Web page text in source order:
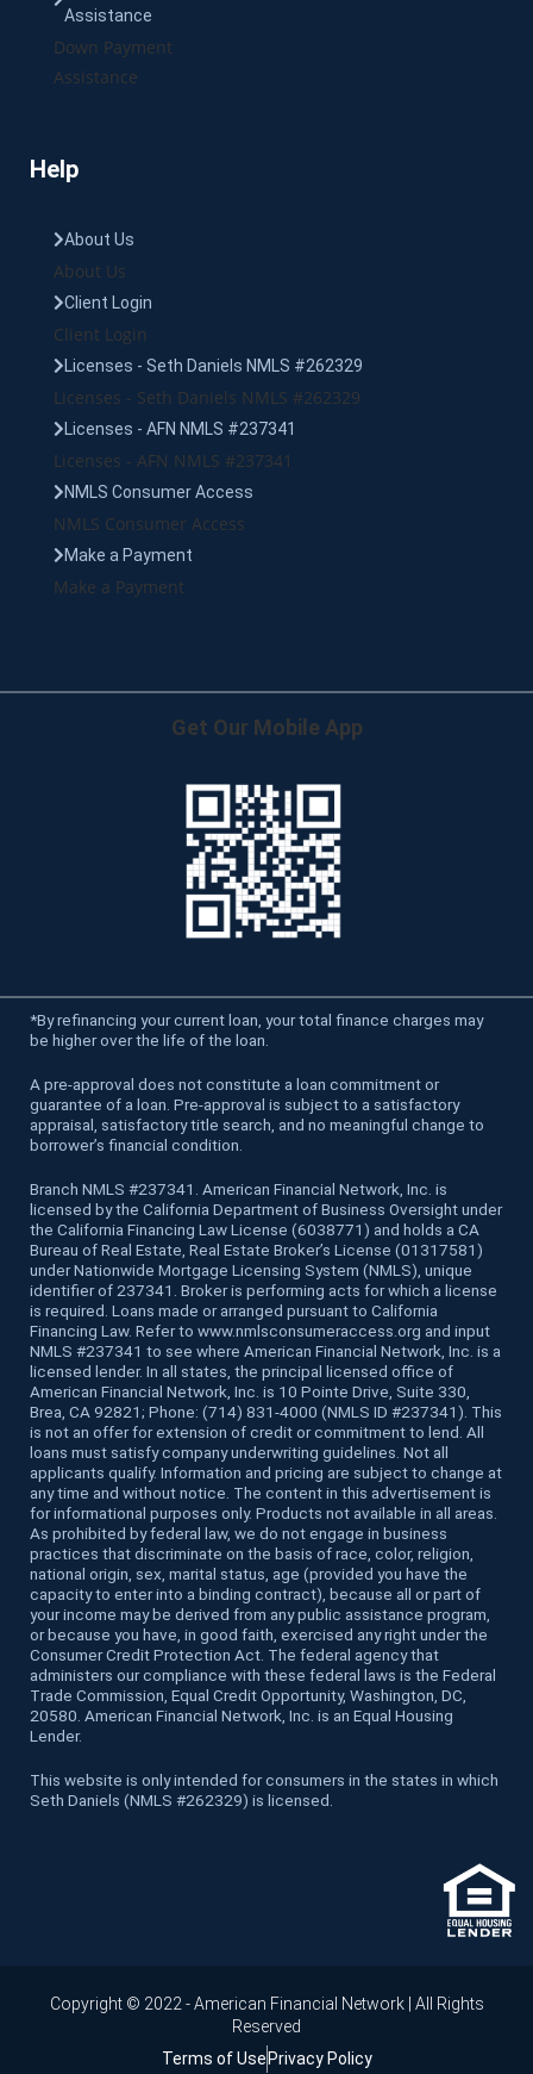
Assistance
Down Payment
Assistance
Help
About Us
About Us
Client Login
Client Login
Licenses - Seth Daniels NMLS #262329
Licenses - Seth Daniels NMLS #262329
Licenses - AFN NMLS #237341
Licenses - AFN NMLS #237341
NMLS Consumer Access
NMLS Consumer Access
Make a Payment
Make a Payment
Get Our Mobile App
*By refinancing your current loan, your total finance charges may
be higher over the life of the loan.
A pre-approval does not constitute a loan commitment or
guarantee of a loan. Pre-approval is subject to a satisfactory
appraisal, satisfactory title search, and no meaningful change to
borrower’s financial condition.
Branch NMLS #237341. American Financial Network, Inc. is
licensed by the California Department of Business Oversight under
the California Financing Law License (6038771) and holds a CA
Bureau of Real Estate, Real Estate Broker’s License (01317581)
under Nationwide Mortgage Licensing System (NMLS), unique
identifier of 237341. Broker is performing acts for which a license
is required. Loans made or arranged pursuant to California
Financing Law. Refer to www.nmlsconsumeraccess.org and input
NMLS #237341 to see where American Financial Network, Inc. is a
licensed lender. In all states, the principal licensed office of
American Financial Network, Inc. is 10 Pointe Drive, Suite 330,
Brea, CA 92821; Phone: (714) 831-4000 (NMLS ID #237341). This
is not an offer for extension of credit or commitment to lend. All
loans must satisfy company underwriting guidelines. Not all
applicants qualify. Information and pricing are subject to change at
any time and without notice. The content in this advertisement is
for informational purposes only. Products not available in all areas.
As prohibited by federal law, we do not engage in business
practices that discriminate on the basis of race, color, religion,
national origin, sex, marital status, age (provided you have the
capacity to enter into a binding contract), because all or part of
your income may be derived from any public assistance program,
or because you have, in good faith, exercised any right under the
Consumer Credit Protection Act. The federal agency that
administers our compliance with these federal laws is the Federal
Trade Commission, Equal Credit Opportunity, Washington, DC,
20580. American Financial Network, Inc. is an Equal Housing
Lender.
This website is only intended for consumers in the states in which
Seth Daniels (NMLS #262329) is licensed.
Copyright © 2022 - American Financial Network | All Rights
Reserved
Terms of Use Privacy Policy